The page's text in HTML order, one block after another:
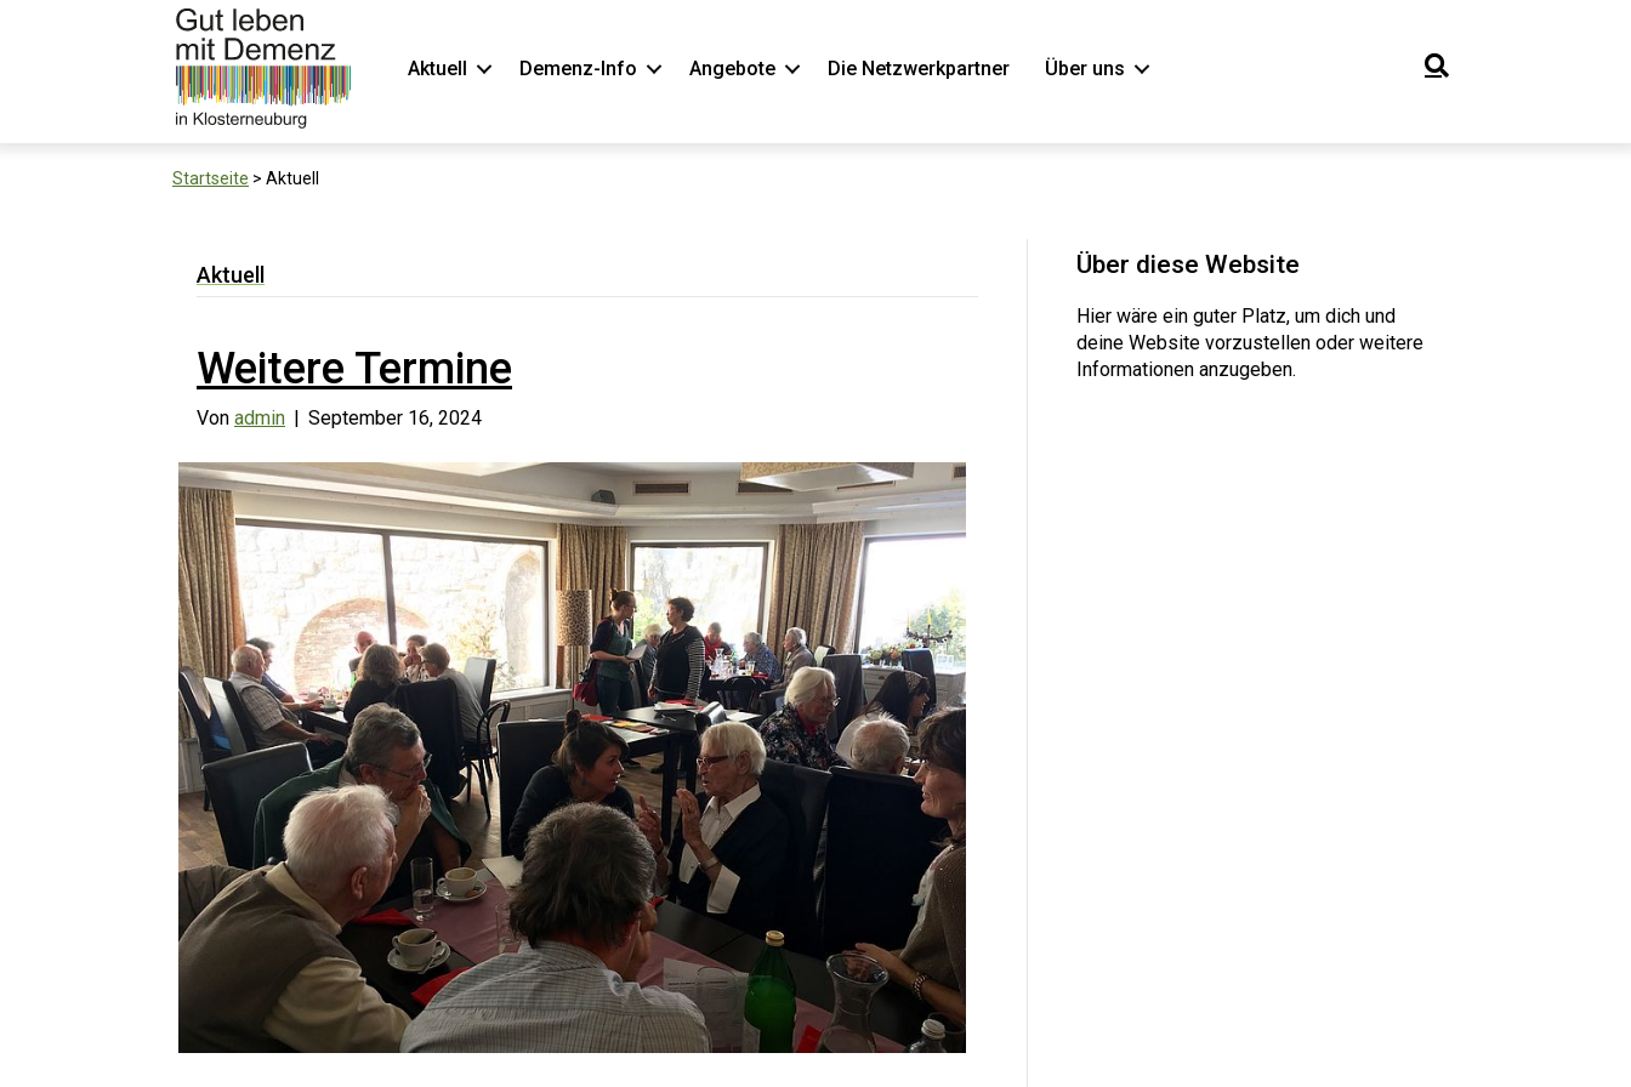
Aktuell Demenz-Info Angebote Die Netzwerkpartner Über uns
Startseite > Aktuell
Aktuell
Weitere Termine
Von admin September 16, 2024
Über diese Website
Hier wäre ein guter Platz, um dich und
deine Website vorzustellen oder weitere
Informationen anzugeben.